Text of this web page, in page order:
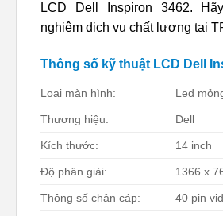
LCD Dell Inspiron 3462.
nghiệm dịch vụ chất lượng tại
Thông số kỹ thuật LCD Dell
Loại màn hình: Led
Thương hiệu: Dell
Kích thước: 14 inch
Độ phân giải: 1366 x
Thông số chân cáp: 40 pin